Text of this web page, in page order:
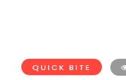
QUICK BITE